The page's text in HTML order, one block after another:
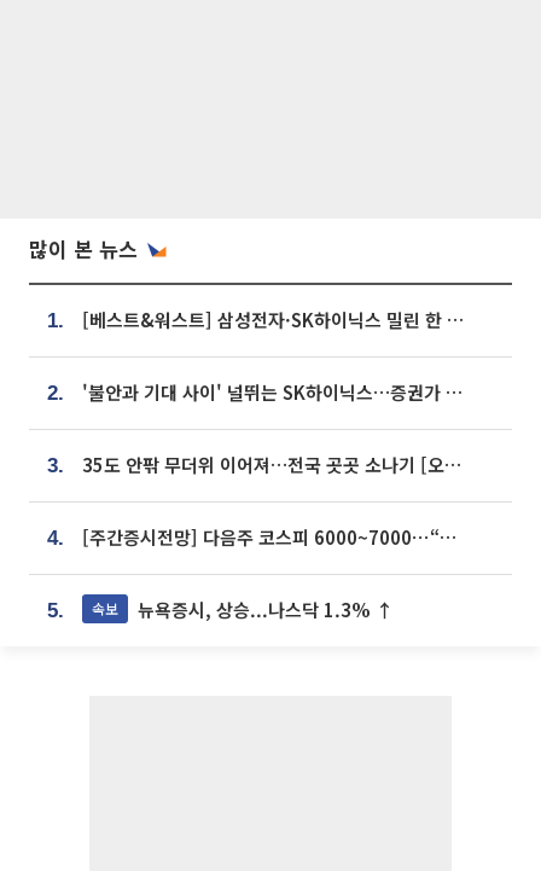
많이 본 뉴스
1. [베스트&워스트] 삼성전자·SK하이닉스 밀린 한 주…상상인증권은 85% 급등
2. '불안과 기대 사이' 널뛰는 SK하이닉스…증권가 "HBM4·LTA 기반 펀터멘털 견고"
3. 35도 안팎 무더위 이어져…전국 곳곳 소나기 [오늘 날씨]
4. [주간증시전망] 다음주 코스피 6000~7000⋯“外人 수급은 정책이 변수”
5. 속보 뉴욕증시, 상승...나스닥 1.3% ↑